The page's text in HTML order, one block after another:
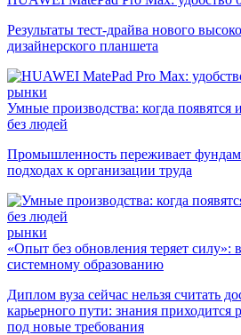
Результаты тест-драйва нового
дизайнерского планшета
рынки
Умные производства: когда появятся
без людей
Промышленность переживает
подходах к организации труда
рынки
«Опыт без обновления теряет силу»:
системному образованию
Диплом вуза сейчас нельзя считать
карьерного пути: знания приходится
под новые требования